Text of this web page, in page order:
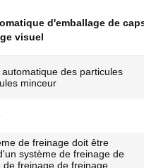
d'emballage de
visuel
des particules
minceur
de freinage doit être
système de freinage de
de freinage de freinage